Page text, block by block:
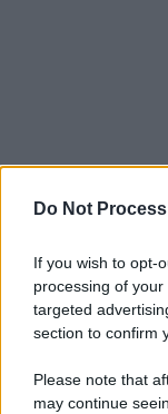
Do Not
If you wish to opt-
processing of
targeted
section to confirm
Please note that
may continue